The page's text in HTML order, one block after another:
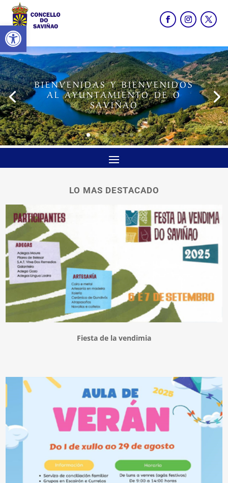
Abrir barra de herramientas
BIENVENIDAS Y BIENVENIDOS
AL AYUNTAMIENTO DE O
SAVIÑAO
LO MAS DESTACADO
Fiesta de la vendimia